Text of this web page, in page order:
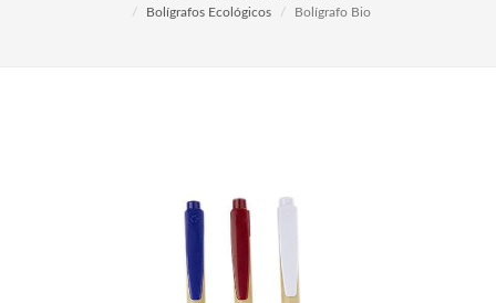
Bolígrafos Ecológicos
Bolígrafo Bio